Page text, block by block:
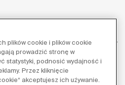
plików cookie i plików cookie
prowadzić stronę w
statystyki, podnosić wydajność i
Przez kliknięcie
akceptujesz ich używanie.